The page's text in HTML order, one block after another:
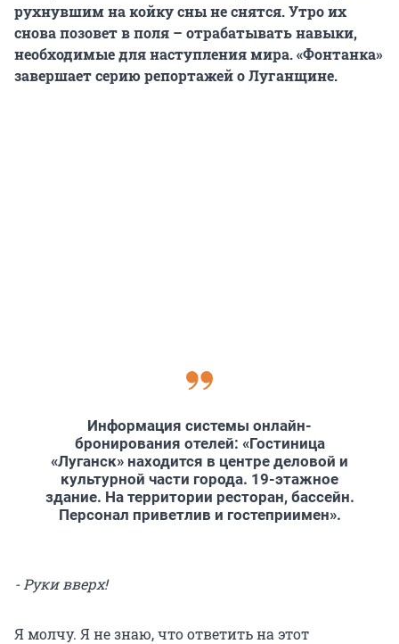
рухнувшим на койку сны не снятся. Утро их
снова позовет в поля – отрабатывать навыки,
необходимые для наступления мира. «Фонтанка»
завершает серию репортажей о Луганщине.
Информация системы онлайн-
бронирования отелей: «Гостиница
«Луганск» находится в центре деловой и
культурной части города. 19-этажное
здание. На территории ресторан, бассейн.
Персонал приветлив и гостеприимен».
- Руки вверх!
Я молчу. Я не знаю, что ответить на этот